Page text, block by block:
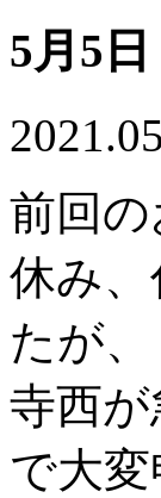
5月5
前回
休み
たが、
寺西
で大